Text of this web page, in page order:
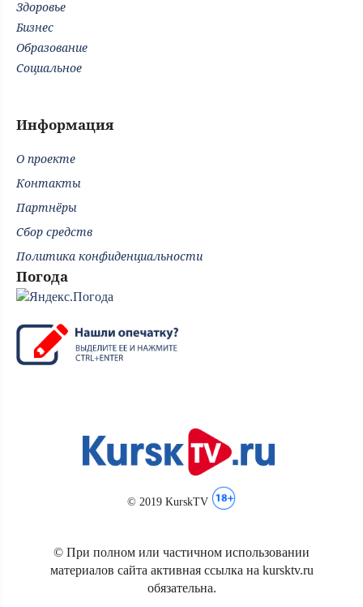
Здоровье
Бизнес
Образование
Социальное
Информация
О проекте
Контакты
Партнёры
Сбор средств
Политика конфиденциальности
Погода
© 2019 KurskTV
© При полном или частичном использовании
материалов сайта активная ссылка на kursktv.ru
обязательна.